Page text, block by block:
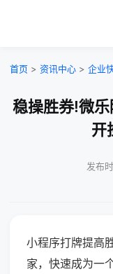
首页 > 资讯中心 > 企业
稳操胜券!微
开
发布
小程序打牌提高
家，快速成为一